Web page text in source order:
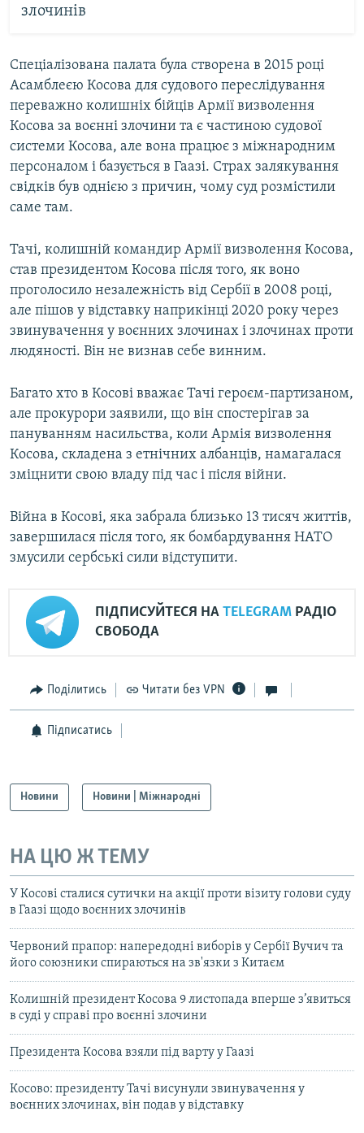
злочинів
Спеціалізована палата була створена в 2015 році
Асамблеєю Косова для судового переслідування
переважно колишніх бійців Армії визволення
Косова за воєнні злочини та є частиною судової
системи Косова, але вона працює з міжнародним
персоналом і базується в Гаазі. Страх залякування
свідків був однією з причин, чому суд розмістили
саме там.
Тачі, колишній командир Армії визволення Косова,
став президентом Косова після того, як воно
проголосило незалежність від Сербії в 2008 році,
але пішов у відставку наприкінці 2020 року через
звинувачення у воєнних злочинах і злочинах проти
людяності. Він не визнав себе винним.
Багато хто в Косові вважає Тачі героєм-партизаном,
але прокурори заявили, що він спостерігав за
пануванням насильства, коли Армія визволення
Косова, складена з етнічних албанців, намагалася
зміцнити свою владу під час і після війни.
Війна в Косові, яка забрала близько 13 тисяч життів,
завершилася після того, як бомбардування НАТО
змусили сербські сили відступити.
ПІДПИСУЙТЕСЯ НА TELEGRAM РАДІО
СВОБОДА
Поділитись Читати без VPN
Підписатись
Новини Новини | Міжнародні
НА ЦЮ Ж ТЕМУ
У Косові сталися сутички на акції проти візиту голови суду
в Гаазі щодо воєнних злочинів
Червоний прапор: напередодні виборів у Сербії Вучич та
його союзники спираються на зв'язки з Китаєм
Колишній президент Косова 9 листопада вперше з’явиться
в суді у справі про воєнні злочини
Президента Косова взяли під варту у Гаазі
Косово: президенту Тачі висунули звинувачення у
воєнних злочинах, він подав у відставку